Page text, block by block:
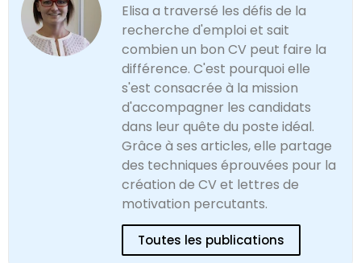
Elisa a traversé les défis de la
recherche d'emploi et sait
combien un bon CV peut faire la
différence. C'est pourquoi elle
s'est consacrée à la mission
d'accompagner les candidats
dans leur quête du poste idéal.
Grâce à ses articles, elle partage
des techniques éprouvées pour la
création de CV et lettres de
motivation percutants.
Toutes les publications